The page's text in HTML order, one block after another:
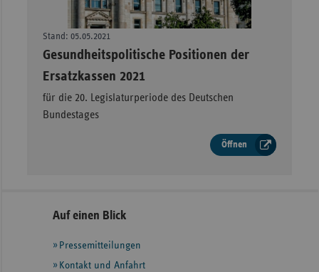
Stand: 05.05.2021
–
Gesundheitspolitische Positionen der
Ersatzkassen 2021
für die 20. Legislaturperiode des Deutschen
Bundestages
Öffnen
Seitennavigation
Seitenleiste
weiteren
Informationen
Auf einen Blick
Pressemitteilungen
Kontakt und Anfahrt